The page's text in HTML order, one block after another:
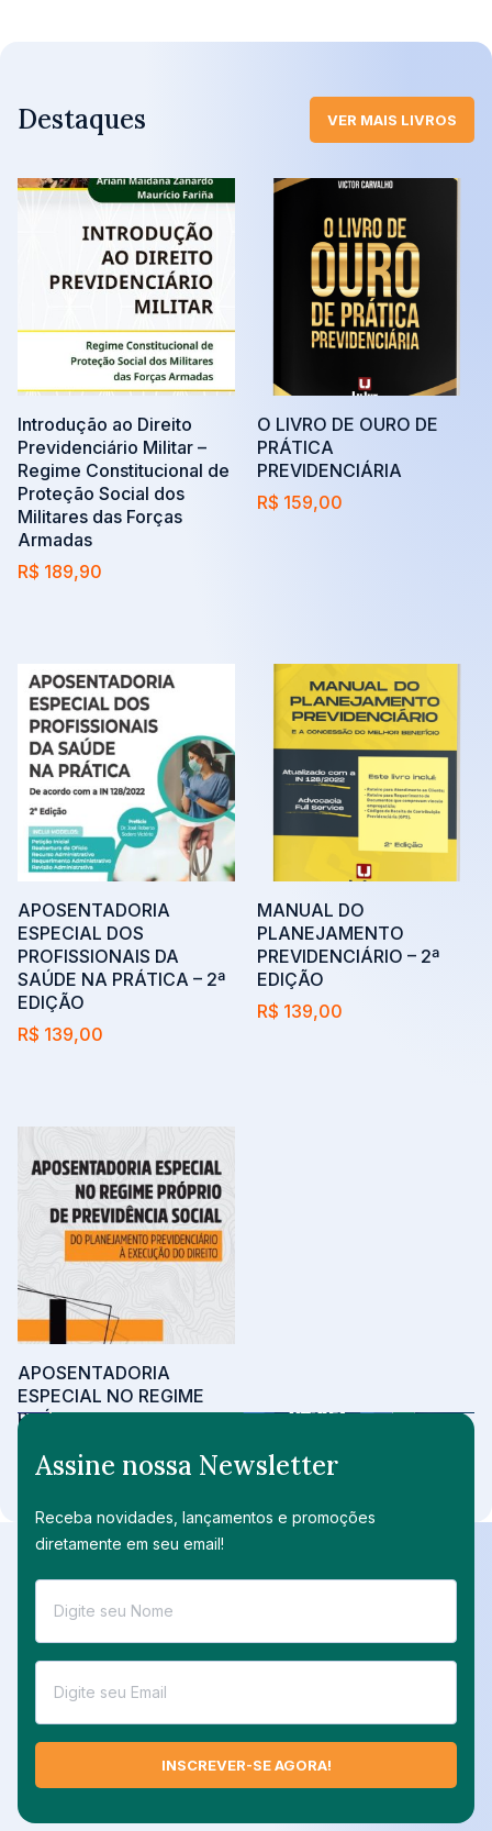
Destaques VER MAIS LIVROS
Introdução ao Direito
Previdenciário Militar –
Regime Constitucional de
Proteção Social dos
Militares das Forças
Armadas
R$ 189,90
O LIVRO DE OURO DE
PRÁTICA
PREVIDENCIÁRIA
R$ 159,00
APOSENTADORIA
ESPECIAL DOS
PROFISSIONAIS DA
SAÚDE NA PRÁTICA – 2ª
EDIÇÃO
R$ 139,00
MANUAL DO
PLANEJAMENTO
PREVIDENCIÁRIO – 2ª
EDIÇÃO
R$ 139,00
APOSENTADORIA
ESPECIAL NO REGIME
PRÓPRIO DE
R$129,00
Adicionar ao carrinho
Assine nossa Newsletter
Receba novidades, lançamentos e promoções
diretamente em seu email!
INSCREVER-SE AGORA!